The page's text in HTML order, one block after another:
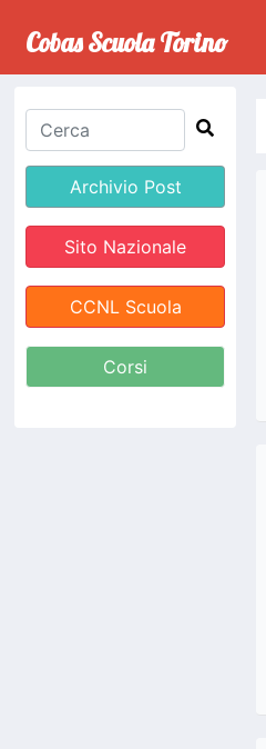
Cobas Scuola Torino
Archivio Post
Sito Nazionale
CCNL Scuola
Corsi